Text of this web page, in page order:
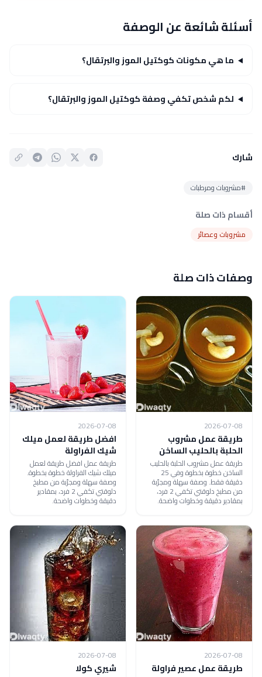
أسئلة شائعة عن الوصفة
ما هي مكونات كوكتيل الموز والبرتقال؟
لكم شخص تكفي وصفة كوكتيل الموز والبرتقال؟
شارك
#مشروبات ومرطبات
أقسام ذات صلة
مشروبات وعصائر
وصفات ذات صلة
2026-07-08
طريقة عمل مشروب
الحلبة بالحليب الساخن
طريقة عمل مشروب الحلبة بالحليب
الساخن خطوة بخطوة وفي 25
دقيقة فقط. وصفة سهلة ومجرّبة
من مطبخ دلوقتي تكفي 2 فرد،
بمقادير دقيقة وخطوات واضحة.
2026-07-08
افضل طريقة لعمل ميلك
شيك الفراولة
طريقة عمل افضل طريقة لعمل
ميلك شيك الفراولة خطوة بخطوة.
وصفة سهلة ومجرّبة من مطبخ
دلوقتي تكفي 2 فرد، بمقادير
دقيقة وخطوات واضحة.
2026-07-08
طريقة عمل عصير فراولة
2026-07-08
شيري كولا